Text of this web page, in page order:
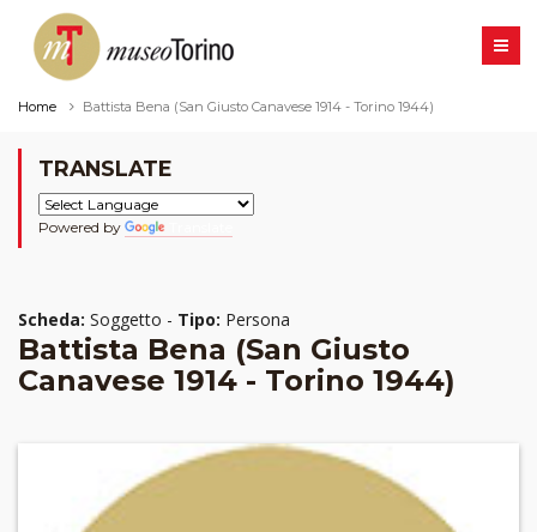
Home Battista Bena (San Giusto Canavese 1914 - Torino 1944)
TRANSLATE
Powered by
Scheda: Soggetto - Tipo: Persona
Battista Bena (San Giusto
Canavese 1914 - Torino 1944)